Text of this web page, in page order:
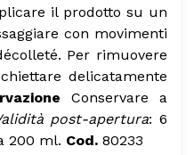
il prodotto su un
con movimenti
Per rimuovere
delicatamente
Conservare a
post-apertura: 6
200 ml. Cod. 80233